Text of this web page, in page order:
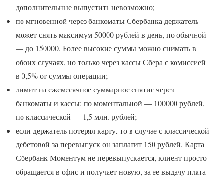
дополнительные выпустить невозможно;
по мгновенной через банкоматы Сбербанка держатель
может снять максимум 50000 рублей в день, по обычной
— до 150000. Более высокие суммы можно снимать в
обоих случаях, но только через кассы Сбера с комиссией
в 0,5% от суммы операции;
лимит на ежемесячное суммарное снятие через
банкоматы и кассы: по моментальной — 100000 рублей,
по классической — 1,5 млн. рублей;
если держатель потерял карту, то в случае с классической
дебетовой за перевыпуск он заплатит 150 рублей. Карта
Сбербанк Моментум не перевыпускается, клиент просто
обращается в офис и получает новую, за ее выдачу плата